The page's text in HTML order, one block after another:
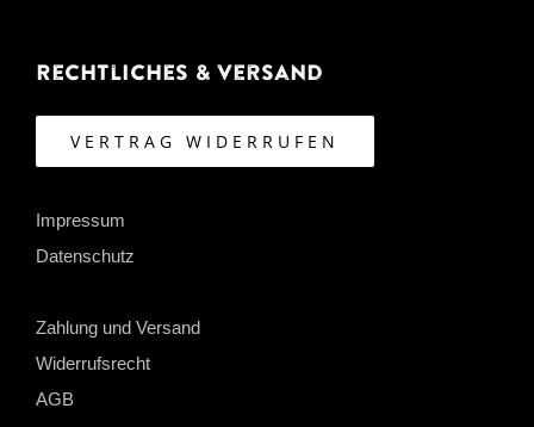
Rechtliches & Versand
VERTRAG WIDERRUFEN
Impressum
Datenschutz
Zahlung und Versand
Widerrufsrecht
AGB